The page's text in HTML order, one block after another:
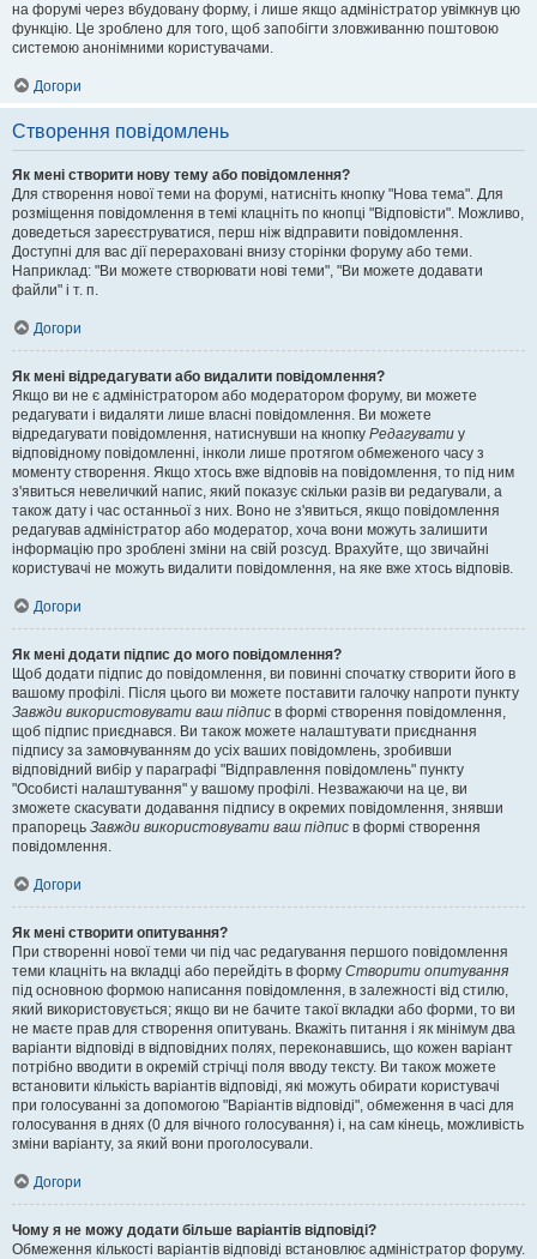
на форумі через вбудовану форму, і лише якщо адміністратор увімкнув цю
функцію. Це зроблено для того, щоб запобігти зловживанню поштовою
системою анонімними користувачами.
Догори
Створення повідомлень
Як мені створити нову тему або повідомлення?
Для створення нової теми на форумі, натисніть кнопку "Нова тема". Для
розміщення повідомлення в темі клацніть по кнопці "Відповісти". Можливо,
доведеться зареєструватися, перш ніж відправити повідомлення.
Доступні для вас дії перераховані внизу сторінки форуму або теми.
Наприклад: "Ви можете створювати нові теми", "Ви можете додавати
файли" і т. п.
Догори
Як мені відредагувати або видалити повідомлення?
Якщо ви не є адміністратором або модератором форуму, ви можете
редагувати і видаляти лише власні повідомлення. Ви можете
відредагувати повідомлення, натиснувши на кнопку Редагувати у
відповідному повідомленні, інколи лише протягом обмеженого часу з
моменту створення. Якщо хтось вже відповів на повідомлення, то під ним
з'явиться невеличкий напис, який показує скільки разів ви редагували, а
також дату і час останньої з них. Воно не з'явиться, якщо повідомлення
редагував адміністратор або модератор, хоча вони можуть залишити
інформацію про зроблені зміни на свій розсуд. Врахуйте, що звичайні
користувачі не можуть видалити повідомлення, на яке вже хтось відповів.
Догори
Як мені додати підпис до мого повідомлення?
Щоб додати підпис до повідомлення, ви повинні спочатку створити його в
вашому профілі. Після цього ви можете поставити галочку напроти пункту
Завжди використовувати ваш підпис в формі створення повідомлення,
щоб підпис приєднався. Ви також можете налаштувати приєднання
підпису за замовчуванням до усіх ваших повідомлень, зробивши
відповідний вибір у параграфі "Відправлення повідомлень" пункту
"Особисті налаштування" у вашому профілі. Незважаючи на це, ви
зможете скасувати додавання підпису в окремих повідомлення, знявши
прапорець Завжди використовувати ваш підпис в формі створення
повідомлення.
Догори
Як мені створити опитування?
При створенні нової теми чи під час редагування першого повідомлення
теми клацніть на вкладці або перейдіть в форму Створити опитування
під основною формою написання повідомлення, в залежності від стилю,
який використовується; якщо ви не бачите такої вкладки або форми, то ви
не маєте прав для створення опитувань. Вкажіть питання і як мінімум два
варіанти відповіді в відповідних полях, переконавшись, що кожен варіант
потрібно вводити в окремій стрічці поля вводу тексту. Ви також можете
встановити кількість варіантів відповіді, які можуть обирати користувачі
при голосуванні за допомогою "Варіантів відповіді", обмеження в часі для
голосування в днях (0 для вічного голосування) і, на сам кінець, можливість
зміни варіанту, за який вони проголосували.
Догори
Чому я не можу додати більше варіантів відповіді?
Обмеження кількості варіантів відповіді встановлює адміністратор форуму.